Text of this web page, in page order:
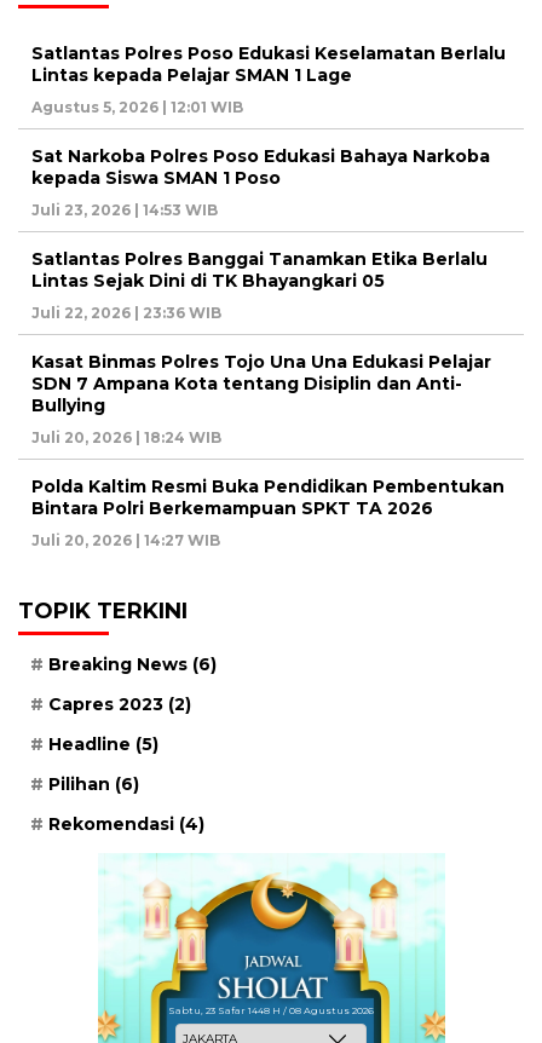
Satlantas Polres Poso Edukasi Keselamatan Berlalu
Lintas kepada Pelajar SMAN 1 Lage
Agustus 5, 2026 | 12:01 WIB
Sat Narkoba Polres Poso Edukasi Bahaya Narkoba
kepada Siswa SMAN 1 Poso
Juli 23, 2026 | 14:53 WIB
Satlantas Polres Banggai Tanamkan Etika Berlalu
Lintas Sejak Dini di TK Bhayangkari 05
Juli 22, 2026 | 23:36 WIB
Kasat Binmas Polres Tojo Una Una Edukasi Pelajar
SDN 7 Ampana Kota tentang Disiplin dan Anti-
Bullying
Juli 20, 2026 | 18:24 WIB
Polda Kaltim Resmi Buka Pendidikan Pembentukan
Bintara Polri Berkemampuan SPKT TA 2026
Juli 20, 2026 | 14:27 WIB
TOPIK TERKINI
Breaking News (6)
Capres 2023 (2)
Headline (5)
Pilihan (6)
Rekomendasi (4)
Sabtu, 23 Safar 1448 H / 08 Agustus 2026